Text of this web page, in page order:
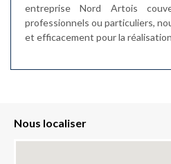
entreprise Nord Artois
professionnels ou particuliers,
et efficacement pour la
Nous localiser